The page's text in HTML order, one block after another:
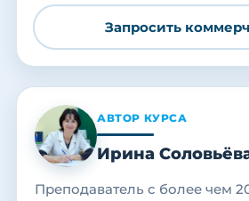
Запросить
АВТОР КУРСА
Ирина
Преподаватель с более чем